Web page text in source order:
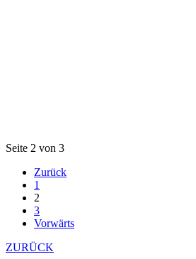
Seite 2 von 3
Zurück
1
2
3
Vorwärts
ZURÜCK